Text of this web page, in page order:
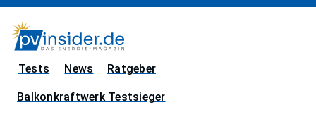
Tests News Ratgeber
Balkonkraftwerk Testsieger